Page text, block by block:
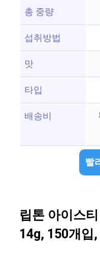
총 중량
섭취방법
맛
타입
배송비
빨
립톤 아이스
14g, 150개입